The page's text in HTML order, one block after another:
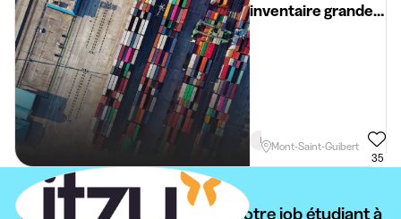
inventaire grande
surface
En Semaine Lié Aux Études
Mont-Saint-Guibert
35
Vous ne pouvez pas trouver votre job étudiant à